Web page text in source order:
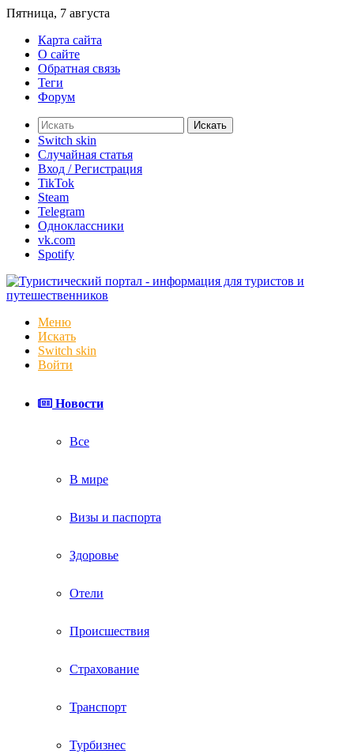
Пятница, 7 августа
Карта сайта
О сайте
Обратная связь
Теги
Форум
Искать
Switch skin
Случайная статья
Вход / Регистрация
TikTok
Steam
Telegram
Одноклассники
vk.com
Spotify
Меню
Искать
Switch skin
Войти
Новости
Все
В мире
Визы и паспорта
Здоровье
Отели
Происшествия
Страхование
Транспорт
Турбизнес